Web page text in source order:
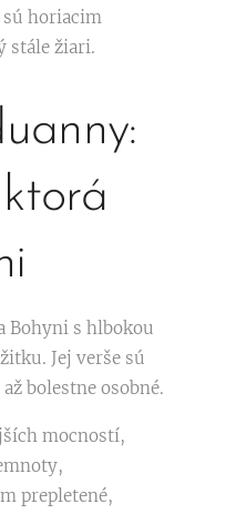
sú horiacim
stále žiari.
Bohyni s hlbokou
Jej verše sú
bolestne osobné.
mocností,
prepletené,